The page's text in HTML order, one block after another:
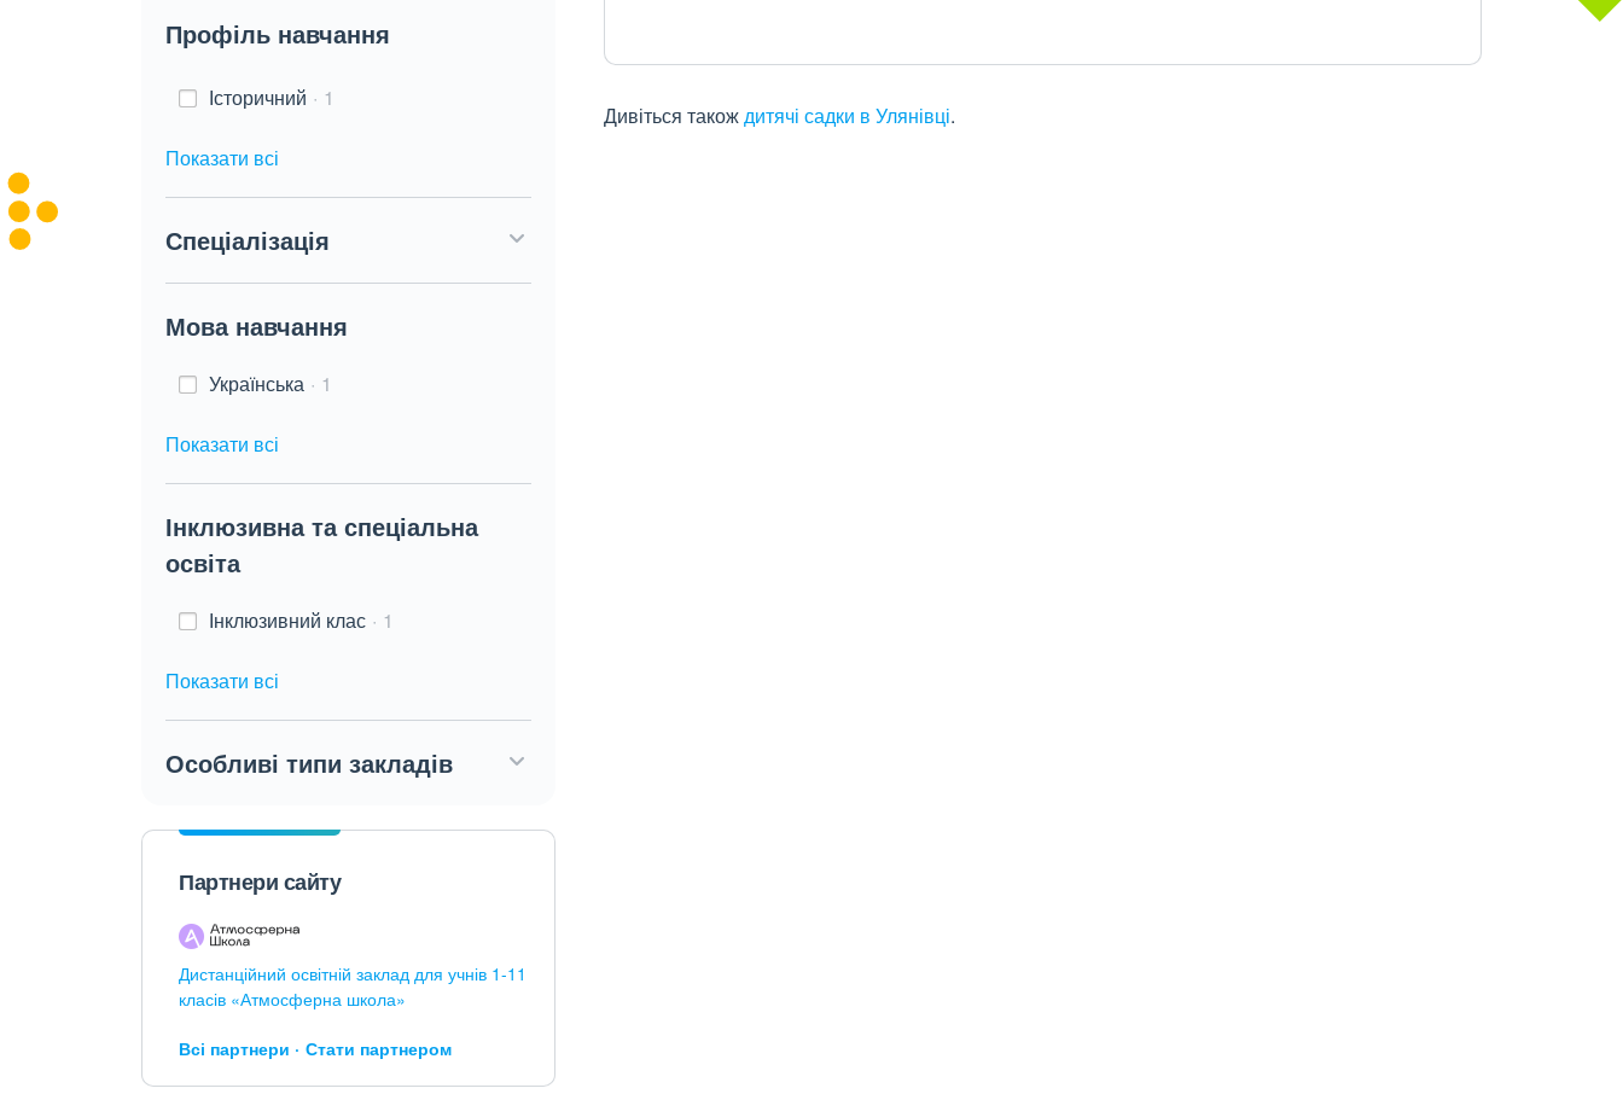
Профіль навчання
Історичний 1
Показати всі
Спеціалізація
Мова навчання
Українська 1
Показати всі
Інклюзивна та спеціальна
освіта
Інклюзивний клас 1
Показати всі
Особливі типи закладів
Партнери сайту
Дистанційний освітній заклад для учнів 1-11
класів «Атмосферна школа»
Всі партнери Стати партнером
Дивіться такождитячі садки в Улянівці.